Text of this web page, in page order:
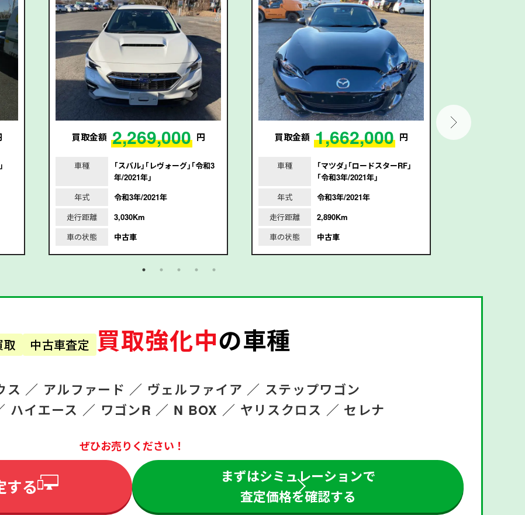
買取金額 2,269,000 円
車種
｢スバル｣｢レヴォーグ｣｢令和3
年/2021年｣
年式
令和3年/2021年
走行距離
3,030Km
車の状態
中古車
買取金額 1,662,000 円
車種
｢マツダ｣｢ロードスターRF｣
｢令和3年/2021年｣
年式
令和3年/2021年
走行距離
2,890Km
車の状態
中古車
取 中古車査定 買取強化中の車種
ス ／ アルファード ／ ヴェルファイア ／ ステップワゴン
ハイエース ／ ワゴンR ／ N BOX ／ ヤリスクロス ／ セレナ
ぜひお売りください！
する
まずはシミュレーションで
査定価格を確認する